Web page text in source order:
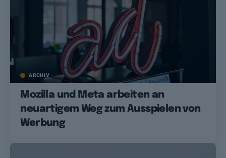
ARCHIV
Mozilla und Meta arbeiten an
neuartigem Weg zum Ausspielen von
Werbung